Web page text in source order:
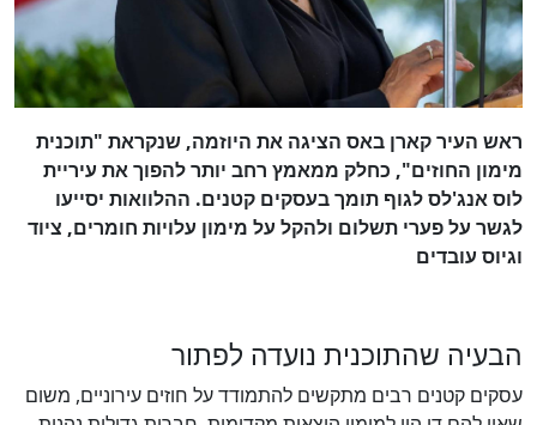
ראש העיר קארן באס הציגה את היוזמה, שנקראת "תוכנית
מימון החוזים", כחלק ממאמץ רחב יותר להפוך את עיריית
לוס אנג'לס לגוף תומך בעסקים קטנים. ההלוואות יסייעו
לגשר על פערי תשלום ולהקל על מימון עלויות חומרים, ציוד
וגיוס עובדים
הבעיה שהתוכנית נועדה לפתור
עסקים קטנים רבים מתקשים להתמודד על חוזים עירוניים, משום